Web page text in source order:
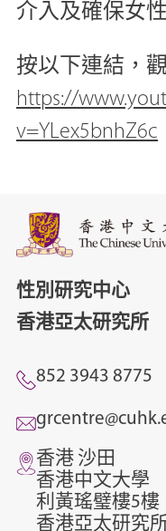
介入及確保女
按以下連結，
https://
v=YLex5bnhZ6c
性別研究中心
香港亞太研究所
852 3943 8775
香港 沙田
香港中文大學
利黃瑤璧樓5樓
香港亞太研究